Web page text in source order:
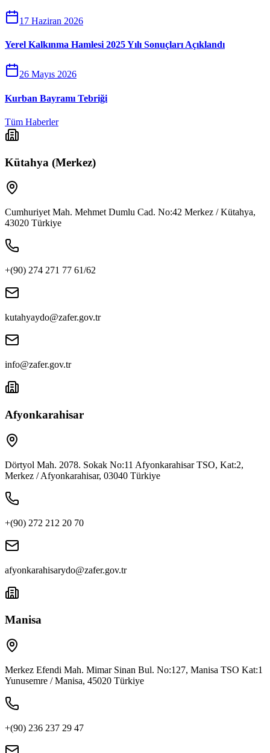
17 Haziran 2026
Yerel Kalkınma Hamlesi 2025 Yılı Sonuçları Açıklandı
26 Mayıs 2026
Kurban Bayramı Tebriği
Tüm Haberler
Kütahya (Merkez)
Cumhuriyet Mah. Mehmet Dumlu Cad. No:42 Merkez / Kütahya,
43020 Türkiye
+(90) 274 271 77 61/62
kutahyaydo@zafer.gov.tr
info@zafer.gov.tr
Afyonkarahisar
Dörtyol Mah. 2078. Sokak No:11 Afyonkarahisar TSO, Kat:2,
Merkez / Afyonkarahisar, 03040 Türkiye
+(90) 272 212 20 70
afyonkarahisarydo@zafer.gov.tr
Manisa
Merkez Efendi Mah. Mimar Sinan Bul. No:127, Manisa TSO Kat:1
Yunusemre / Manisa, 45020 Türkiye
+(90) 236 237 29 47